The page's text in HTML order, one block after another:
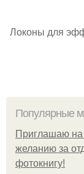
Локоны для
Популярные
Приглашаю на
желанию за
фотокнигу!